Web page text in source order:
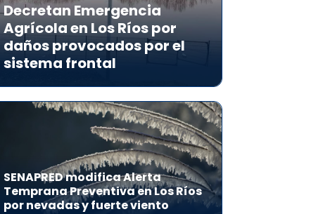
Decretan Emergencia
Agrícola en Los Ríos por
daños provocados por el
sistema frontal
SENAPRED modifica Alerta
Temprana Preventiva en Los Ríos
por nevadas y fuerte viento